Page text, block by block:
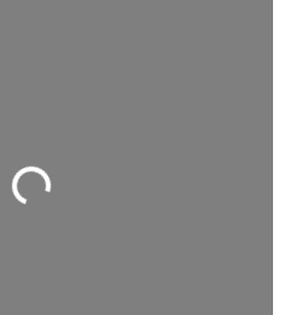
Wird geladen …